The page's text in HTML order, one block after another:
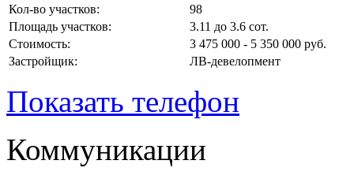
Кол-во участков:
98
Площадь участков:
3.11 до 3.6 сот.
Стоимость:
3 475 000 - 5 350 000 руб.
Застройщик:
ЛВ-девелопмент
Показать телефон
Коммуникации